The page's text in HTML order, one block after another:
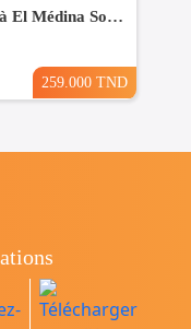
Maison style traditionnel à El Médina Sousse
259.000 TND